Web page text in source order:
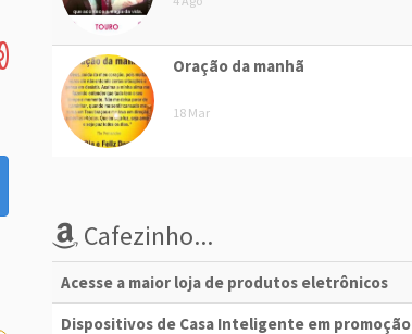
Oração da manhã
18 Mar
Cafezinho...
Acesse a maior loja de produtos eletrônicos
Dispositivos de Casa Inteligente em promoção